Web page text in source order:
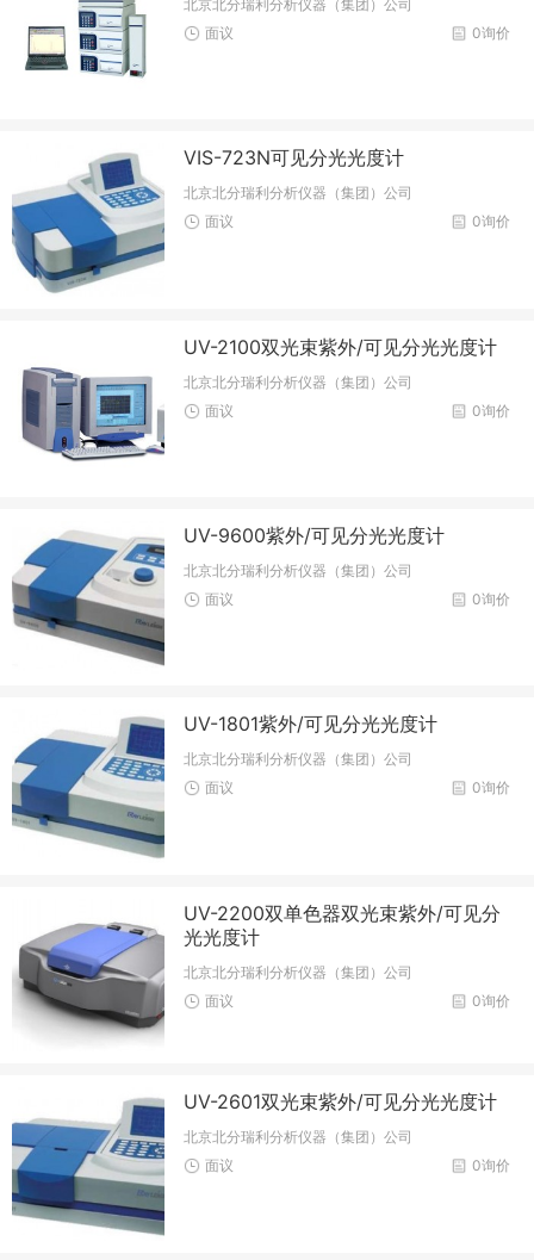
北京北分瑞利分析仪器（集团）公司
0询价
面议
VIS-723N可见分光光度计
北京北分瑞利分析仪器（集团）公司
0询价
面议
UV-2100双光束紫外/可见分光光度计
北京北分瑞利分析仪器（集团）公司
0询价
面议
UV-9600紫外/可见分光光度计
北京北分瑞利分析仪器（集团）公司
0询价
面议
UV-1801紫外/可见分光光度计
北京北分瑞利分析仪器（集团）公司
0询价
面议
UV-2200双单色器双光束紫外/可见分
光光度计
北京北分瑞利分析仪器（集团）公司
0询价
面议
UV-2601双光束紫外/可见分光光度计
北京北分瑞利分析仪器（集团）公司
0询价
面议